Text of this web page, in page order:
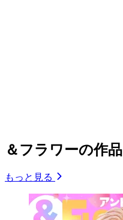
＆フラワーの作品
もっと見る